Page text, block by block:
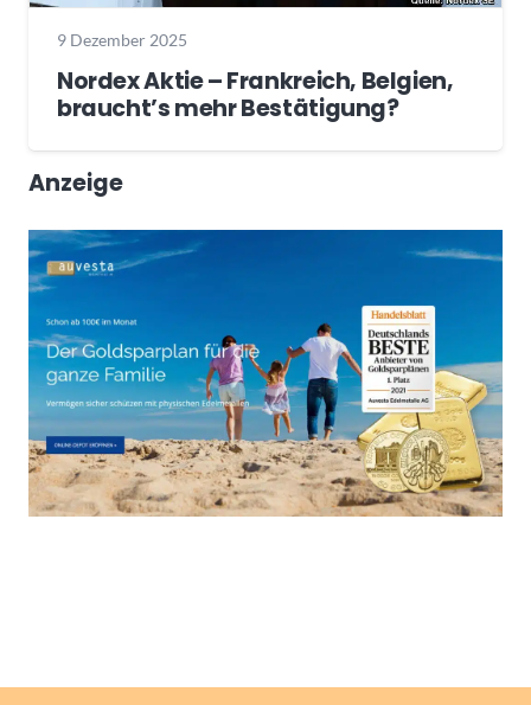
9 Dezember 2025
Nordex Aktie – Frankreich, Belgien,
braucht’s mehr Bestätigung?
Anzeige